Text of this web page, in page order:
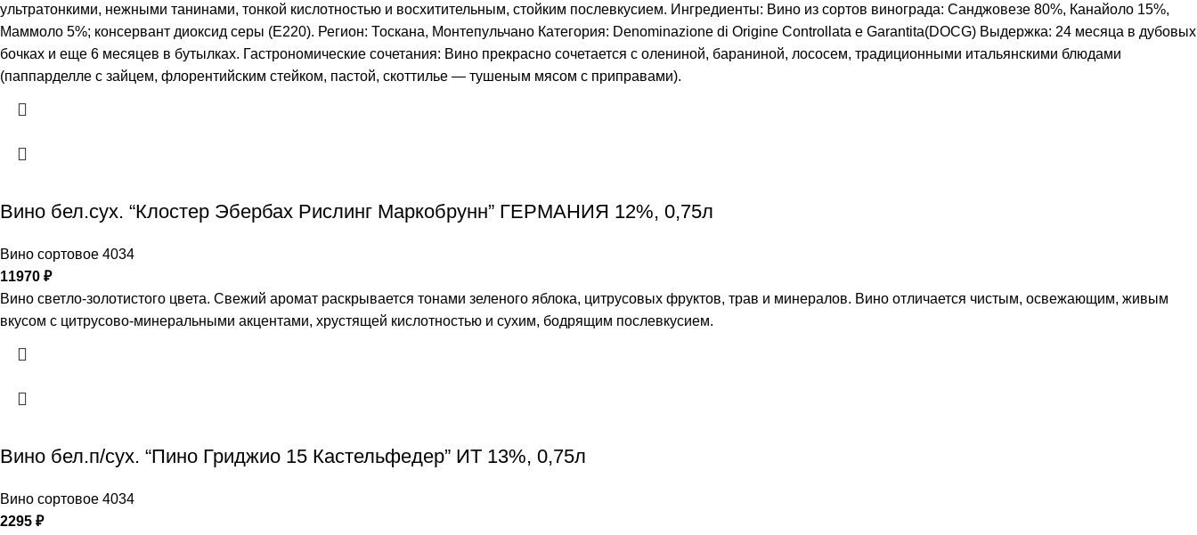
ультратонкими, нежными танинами, тонкой кислотностью и восхитительным, стойким послевкусием. Ингредиенты: Вино из сортов винограда: Санджовезе 80%, Канайоло 15%,
Маммоло 5%; консервант диоксид серы (Е220). Регион: Тоскана, Монтепульчано Категория: Denominazione di Origine Controllata e Garantita(DOCG) Выдержка: 24 месяца в дубовых
бочках и еще 6 месяцев в бутылках. Гастрономические сочетания: Вино прекрасно сочетается с олениной, бараниной, лососем, традиционными итальянскими блюдами
(паппарделле с зайцем, флорентийским стейком, пастой, скоттилье — тушеным мясом с приправами).
Вино бел.сух. “Клостер Эбербах Рислинг Маркобрунн” ГЕРМАНИЯ 12%, 0,75л
Вино сортовое 4034
11970 ₽
Вино светло-золотистого цвета. Свежий аромат раскрывается тонами зеленого яблока, цитрусовых фруктов, трав и минералов. Вино отличается чистым, освежающим, живым
вкусом с цитрусово-минеральными акцентами, хрустящей кислотностью и сухим, бодрящим послевкусием.
Вино бел.п/сух. “Пино Гриджио 15 Кастельфедер” ИТ 13%, 0,75л
Вино сортовое 4034
2295 ₽